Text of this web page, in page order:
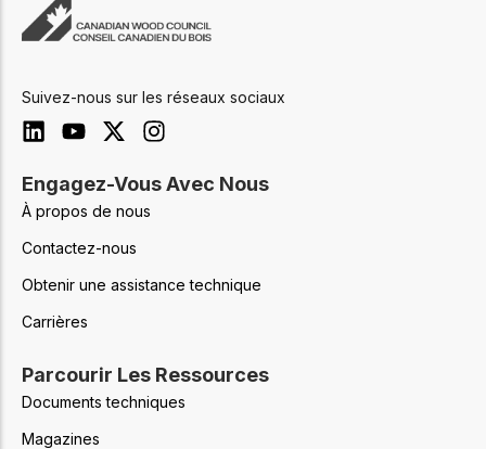
Suivez-nous sur les réseaux sociaux
Engagez-Vous Avec Nous
À propos de nous
Contactez-nous
Obtenir une assistance technique
Carrières
Parcourir Les Ressources
Documents techniques
Magazines